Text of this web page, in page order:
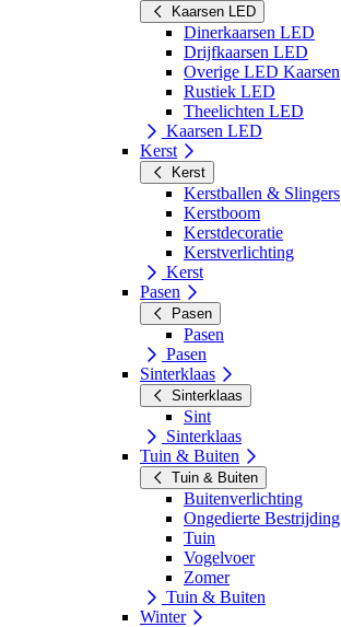
Kaarsen LED
Dinerkaarsen LED
Drijfkaarsen LED
Overige LED Kaarsen
Rustiek LED
Theelichten LED
Kaarsen LED
Kerst
Kerst
Kerstballen & Slingers
Kerstboom
Kerstdecoratie
Kerstverlichting
Kerst
Pasen
Pasen
Pasen
Pasen
Sinterklaas
Sinterklaas
Sint
Sinterklaas
Tuin & Buiten
Tuin & Buiten
Buitenverlichting
Ongedierte Bestrijding
Tuin
Vogelvoer
Zomer
Tuin & Buiten
Winter